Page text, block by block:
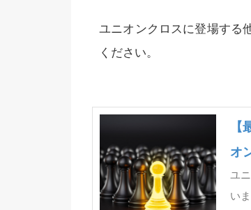
ユニオンクロスに登場する
ください。
オ
ユ
い